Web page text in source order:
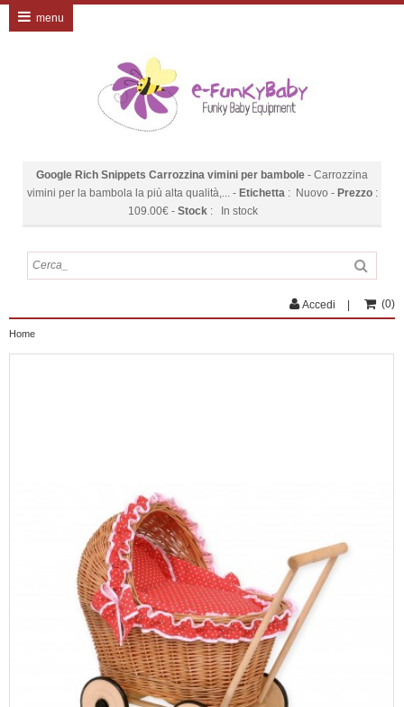
Google Rich Snippets Carrozzina vimini per bambole - Carrozzina
vimini per la bambola la più alta qualità,...- Etichetta: Nuovo - Prezzo:
109.00€ - Stock : In stock
menu
Accedi (0)
Home